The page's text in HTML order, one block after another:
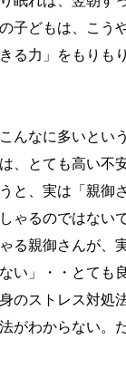
子どもは、こう
る力」をもりも
んなに多いとい
、とても高い不
と、実は「親御
ゃるのではない
る親御さんが、
い」・・とても
のストレス対処
がわからない。